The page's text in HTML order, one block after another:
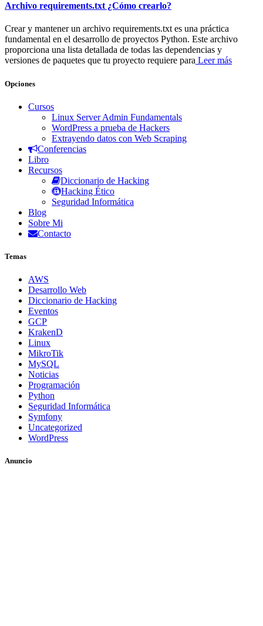
Archivo requirements.txt ¿Cómo crearlo?
Crear y mantener un archivo requirements.txt es una práctica
fundamental en el desarrollo de proyectos Python. Este archivo
proporciona una lista detallada de todas las dependencias y
versiones de paquetes que tu proyecto requiere para Leer más
Opciones
Cursos
Linux Server Admin Fundamentals
WordPress a prueba de Hackers
Extrayendo datos con Web Scraping
Conferencias
Libro
Recursos
Diccionario de Hacking
Hacking Ético
Seguridad Informática
Blog
Sobre Mi
Contacto
Temas
AWS
Desarrollo Web
Diccionario de Hacking
Eventos
GCP
KrakenD
Linux
MikroTik
MySQL
Noticias
Programación
Python
Seguridad Informática
Symfony
Uncategorized
WordPress
Anuncio